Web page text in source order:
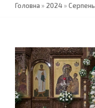
Головна » 2024»Серпень